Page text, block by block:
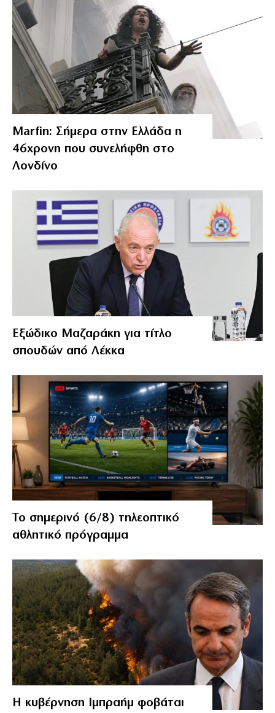
Marfin: Σήμερα στην Ελλάδα η
46χρονη που συνελήφθη στο
Λονδίνο
Εξώδικο Μαζαράκη για τίτλο
σπουδών από Λέκκα
Το σημερινό (6/8) τηλεοπτικό
αθλητικό πρόγραμμα
Η κυβέρνηση Ιμπραήμ φοβάται